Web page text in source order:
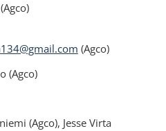
(Agco)
(Agco)
(Agco), Jesse Virta